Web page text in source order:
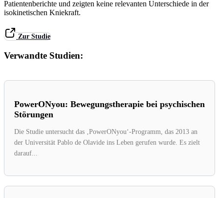
Patientenberichte und zeigten keine relevanten Unterschiede in der
isokinetischen Kniekraft.
Zur Studie
Verwandte Studien:
PowerONyou: Bewegungstherapie bei psychischen
Störungen
Die Studie untersucht das ‚PowerONyou‘-Programm, das 2013 an
der Universität Pablo de Olavide ins Leben gerufen wurde. Es zielt
darauf...